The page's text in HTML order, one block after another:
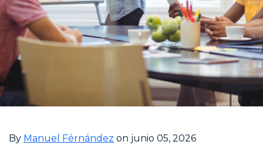
By Manuel Férnández on junio 05, 2026